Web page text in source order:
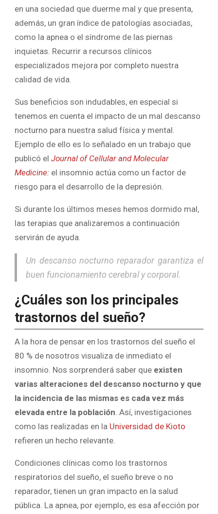
en una sociedad que duerme mal y que presenta,
además, un gran índice de patologías asociadas,
como la apnea o el síndrome de las piernas
inquietas. Recurrir a recursos clínicos
especializados mejora por completo nuestra
calidad de vida.
Sus beneficios son indudables, en especial si
tenemos en cuenta el impacto de un mal descanso
nocturno para nuestra salud física y mental.
Ejemplo de ello es lo señalado en un trabajo que
publicó el Journal of Cellular and Molecular
Medicine: el insomnio actúa como un factor de
riesgo para el desarrollo de la depresión.
Si durante los últimos meses hemos dormido mal,
las terapias que analizaremos a continuación
servirán de ayuda.
Un descanso nocturno reparador garantiza el
buen funcionamiento cerebral y corporal.
¿Cuáles son los principales
trastornos del sueño?
A la hora de pensar en los trastornos del sueño el
80 % de nosotros visualiza de inmediato el
insomnio. Nos sorprenderá saber que existen
varias alteraciones del descanso nocturno y que
la incidencia de las mismas es cada vez más
elevada entre la población. Así, investigaciones
como las realizadas en la Universidad de Kioto
refieren un hecho relevante.
Condiciones clínicas como los trastornos
respiratorios del sueño, el sueño breve o no
reparador, tienen un gran impacto en la salud
pública. La apnea, por ejemplo, es esa afección por